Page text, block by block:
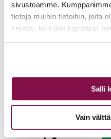
sivustoamme.
tietoja muihin tietoihin, joita
kerätty, kun olet käyttänyt
Salli
Vain